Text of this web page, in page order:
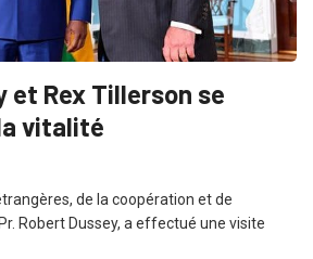
et Rex Tillerson se
vitalité
de la coopération et de
Robert Dussey, a effectué une visite